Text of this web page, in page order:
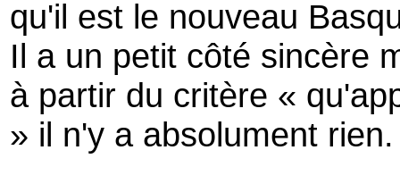
qu'il est le nouveau
Il a un petit côté sincère
à partir du critère «
» il n'y a absolument rien.